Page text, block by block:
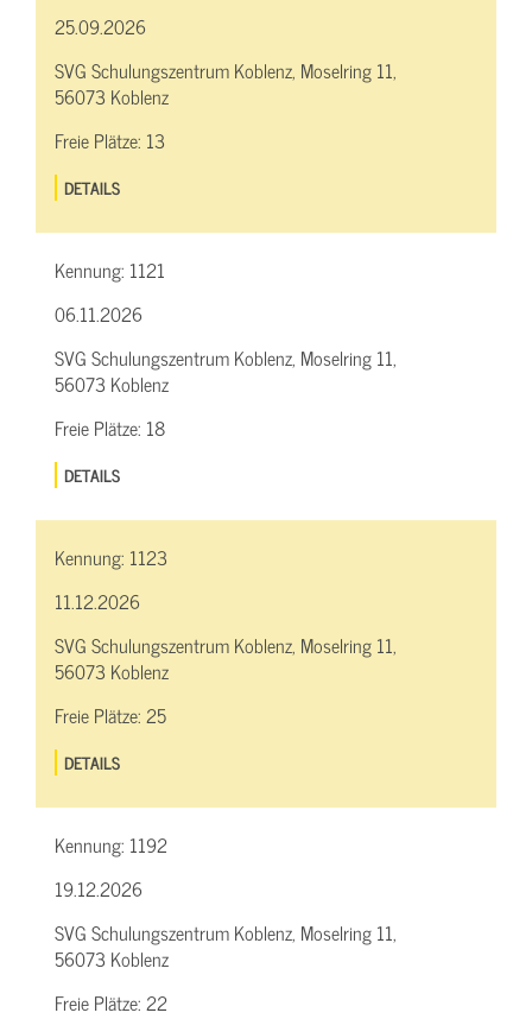
25.09.2026
SVG Schulungszentrum Koblenz, Moselring 11,
56073 Koblenz
Freie Plätze: 13
DETAILS
Kennung: 1121
06.11.2026
SVG Schulungszentrum Koblenz, Moselring 11,
56073 Koblenz
Freie Plätze: 18
DETAILS
Kennung: 1123
11.12.2026
SVG Schulungszentrum Koblenz, Moselring 11,
56073 Koblenz
Freie Plätze:25
DETAILS
Kennung: 1192
19.12.2026
SVG Schulungszentrum Koblenz, Moselring 11,
56073 Koblenz
Freie Plätze:22